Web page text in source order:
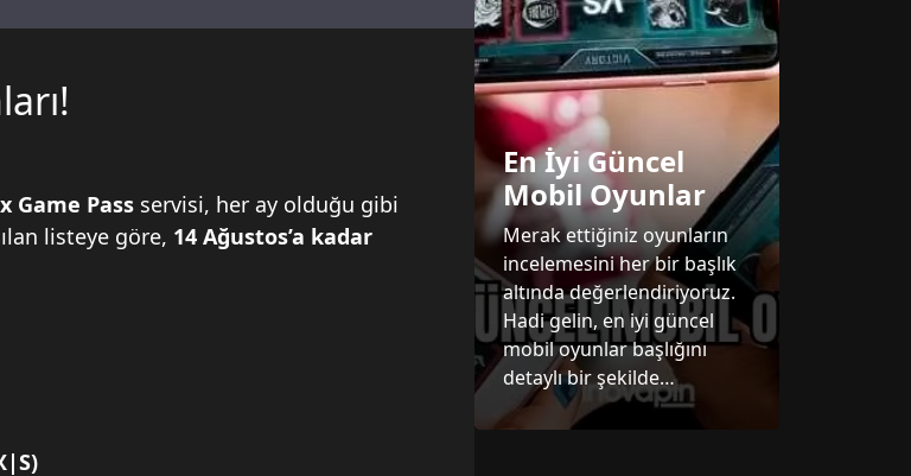
Game Pass servisi, her ay olduğu gibi
listeye göre, 14 Ağustos’a kadar
En İyi Güncel
Mobil Oyunlar
Merak ettiğiniz oyunların
incelemesini her bir başlık
altında değerlendiriyoruz.
Hadi gelin, en iyi güncel
mobil oyunlar başlığını
detaylı bir şekilde
inceleyelim.